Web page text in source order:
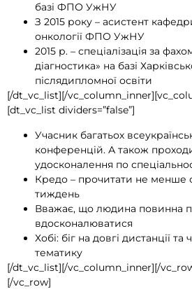
базі ФПО УжНУ
З 2015 року – асистент
онкології ФПО УжНУ
2015 р. – спеціалізація за
діагностика» на базі
післядипломної освіти
[/dt_vc_list][/
[dt_vc_list dividers=”false”]
Учасник багатьох
конференцій. А також
удосконалення по
Кредо – прочитати не менше
тиждень
Вважає, що людина повинна
вдосконалюватися
Хобі: біг на довгі дистанції
тематику
[/dt_vc_list][/vc_column_inner][/
[/vc_row]